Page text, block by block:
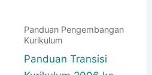
Panduan Pengembangan
Kurikulum
Panduan Transisi